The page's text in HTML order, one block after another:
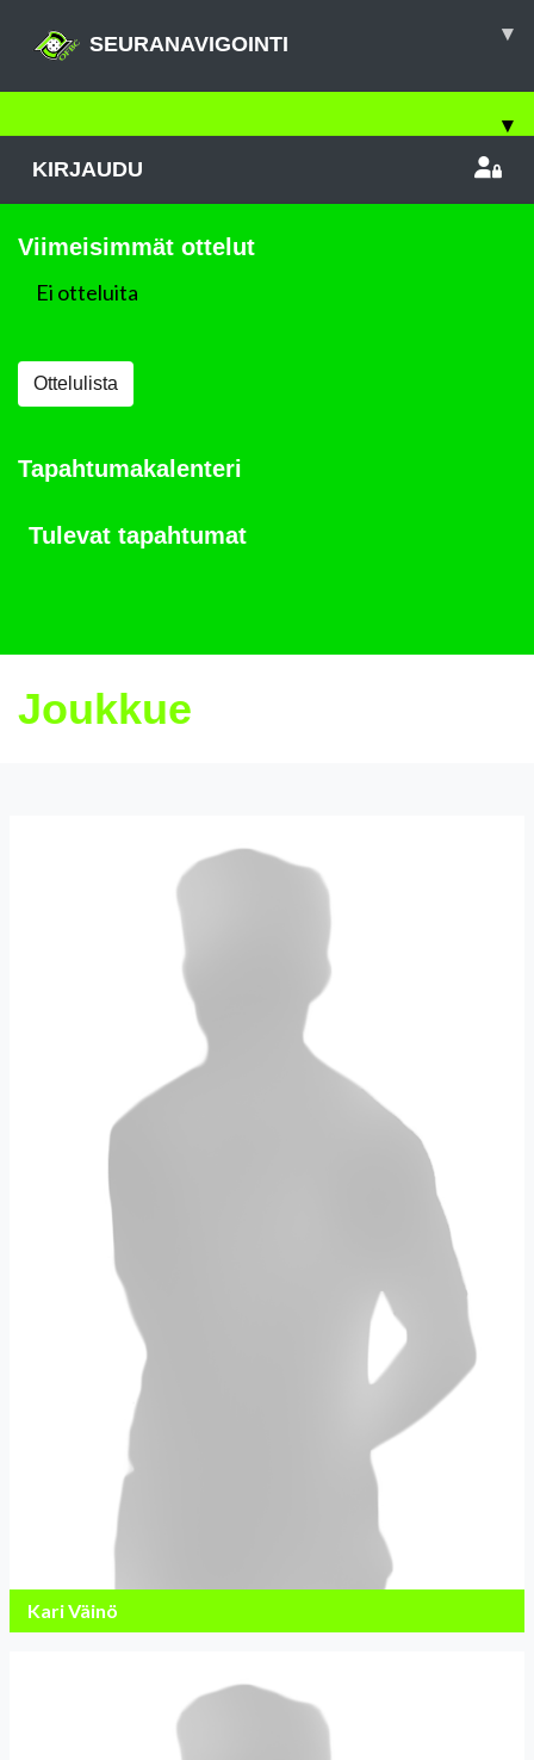
SEURANAVIGOINTI ▾
▾
KIRJAUDU
Viimeisimmät ottelut
Ei otteluita
Ottelulista
Tapahtumakalenteri
Tulevat tapahtumat
Joukkue
Kari Väinö